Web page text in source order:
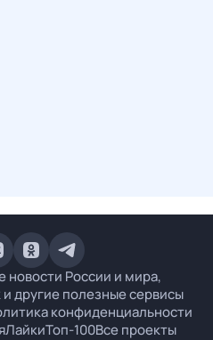
России и мира,
другие полезные сервисы
конфиденциальности
ЛайкиТоп-100Все проекты